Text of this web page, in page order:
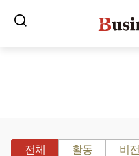
전체 활동 비전